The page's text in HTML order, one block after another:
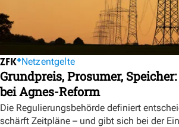
Netzentgelte
Grundpreis, Prosumer,
bei Agnes-Reform
Die Regulierungsbehörde definiert
schärft Zeitpläne – und gibt sich bei der